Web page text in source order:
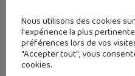
sur l&rsquo...
Nous utilisons des cookies
l'expérience la plus
préférences lors de vos
"Accepter tout", vous
cookies.